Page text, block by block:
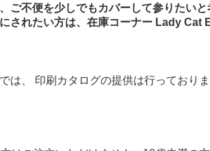
ご不便を少しでもカバーして参りたい
されたい方は、在庫コーナー Lady Cat
は、 印刷カタログの提供は行っており